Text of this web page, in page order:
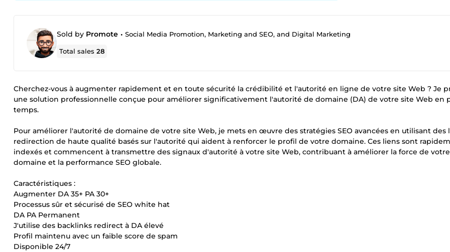
Sold by Promote • Social Media Promotion, Marketing and SEO, and Digital Marketing
Total sales28
Cherchez-vous à augmenter rapidement et en toute sécurité la crédibilité et l'autorité en ligne de votre site Web ? Je
une solution professionnelle conçue pour améliorer significativement l'autorité de domaine (DA) de votre site Web en
temps.
Pour améliorer l'autorité de domaine de votre site Web, je mets en œuvre des stratégies SEO avancées en utilisant des
redirection de haute qualité basés sur l'autorité qui aident à renforcer le profil de votre domaine. Ces liens sont
indexés et commencent à transmettre des signaux d'autorité à votre site Web, contribuant à améliorer la force de votre
domaine et la performance SEO globale.
Caractéristiques :
Augmenter DA 35+ PA 30+
Processus sûr et sécurisé de SEO white hat
DA PA Permanent
J'utilise des backlinks redirect à DA élevé
Profil maintenu avec un faible score de spam
Disponible 24/7